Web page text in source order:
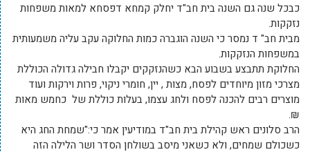
כבכל שנה גם השנה בית חב"ד יחלק קמחא דפסחא למאות משפחות
נזקקות.
מבית חב" ד נמסר כי השנה הוגברה כמות החלוקה עקב עליה משמעותית
במשפחות הנזקקות.
החלוקת תתבצע בשבוע הבא כשהנזקקים יקבלו חבילה גדולה הכוללת
מצרכי מזון מיוחדים לפסח, מצות , יין, חומרי ניקוי, פרות וירקות ועוד
מוצרים רבים להכנה לפסח ולחג עצמו, בעלות כוללת של כחמש מאות
₪.
הרב סלונים ראש קהילת בית חב"ד במודיעין אמר כי:"שמחת החג היא
כשכולם שמחים, ולא כשאני מיסב בשולחן הסדר ושר הלילה הזה